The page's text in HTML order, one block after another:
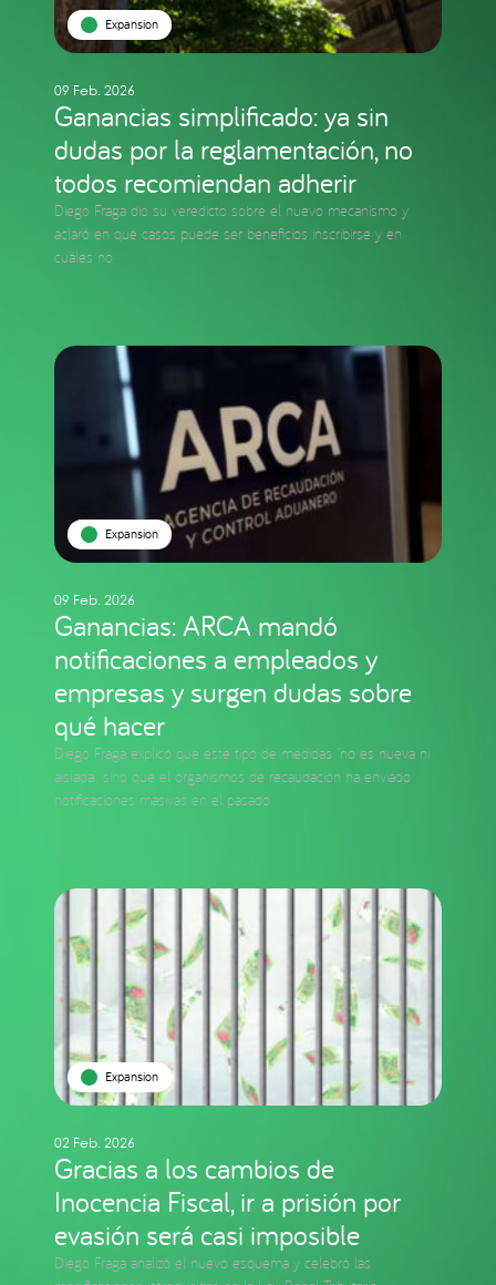
Expansion
09 Feb. 2026
Ganancias simplificado: ya sin
dudas por la reglamentación, no
todos recomiendan adherir
Diego Fraga dio su veredicto sobre el nuevo mecanismo y
aclaró en qué casos puede ser beneficios inscribirse y en
cuáles no
Expansion
09 Feb. 2026
Ganancias: ARCA mandó
notificaciones a empleados y
empresas y surgen dudas sobre
qué hacer
Diego Fraga explicó que este tipo de medidas “no es nueva ni
aislada”, sino que el organismos de recaudación ha enviado
notificaciones masivas en el pasado
Expansion
02 Feb. 2026
Gracias a los cambios de
Inocencia Fiscal, ir a prisión por
evasión será casi imposible
Diego Fraga analizó el nuevo esquema y celebró las